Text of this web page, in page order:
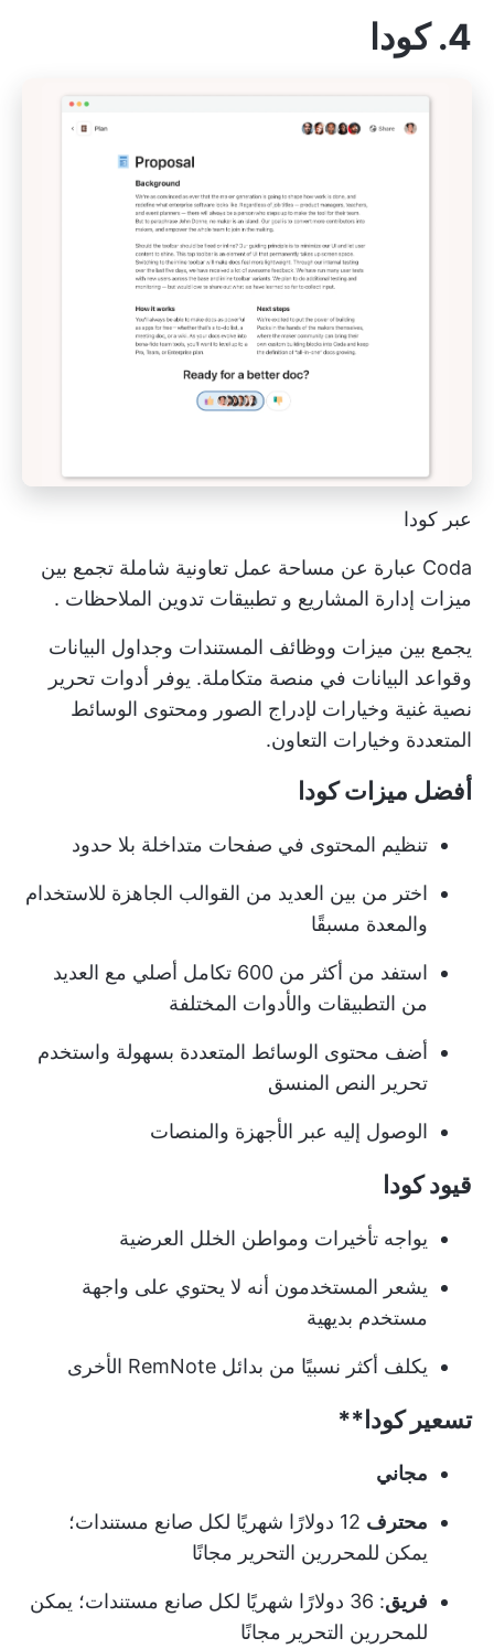
4. كودا
عبر كودا
Coda عبارة عن مساحة عمل تعاونية شاملة تجمع بين
ميزات إدارة المشاريع و تطبيقات تدوين الملاحظات .
يجمع بين ميزات ووظائف المستندات وجداول البيانات
وقواعد البيانات في منصة متكاملة. يوفر أدوات تحرير
نصية غنية وخيارات لإدراج الصور ومحتوى الوسائط
المتعددة وخيارات التعاون.
أفضل ميزات كودا
تنظيم المحتوى في صفحات متداخلة بلا حدود
اختر من بين العديد من القوالب الجاهزة للاستخدام
والمعدة مسبقًا
استفد من أكثر من 600 تكامل أصلي مع العديد
من التطبيقات والأدوات المختلفة
أضف محتوى الوسائط المتعددة بسهولة واستخدم
تحرير النص المنسق
الوصول إليه عبر الأجهزة والمنصات
قيود كودا
يواجه تأخيرات ومواطن الخلل العرضية
يشعر المستخدمون أنه لا يحتوي على واجهة
مستخدم بديهية
يكلف أكثر نسبيًا من بدائل RemNote الأخرى
تسعيركودا**
مجاني
محترف
12 دولارًا شهريًا لكل صانع مستندات؛
يمكن للمحررين التحرير مجانًا
فريق
: 36 دولارًا شهريًا لكل صانع مستندات؛ يمكن
للمحررين التحرير مجانًا